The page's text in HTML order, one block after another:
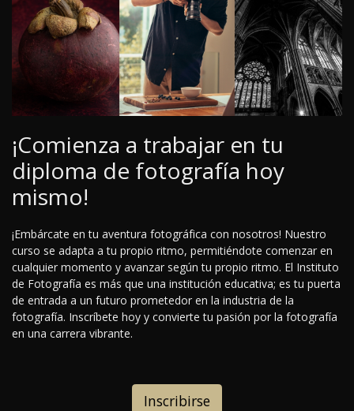
¡Comienza a trabajar en tu
diploma de fotografía hoy
mismo!
¡Embárcate en tu aventura fotográfica con nosotros! Nuestro
curso se adapta a tu propio ritmo, permitiéndote comenzar en
cualquier momento y avanzar según tu propio ritmo. El Instituto
de Fotografía es más que una institución educativa; es tu puerta
de entrada a un futuro prometedor en la industria de la
fotografía. Inscríbete hoy y convierte tu pasión por la fotografía
en una carrera vibrante.
Inscribirse